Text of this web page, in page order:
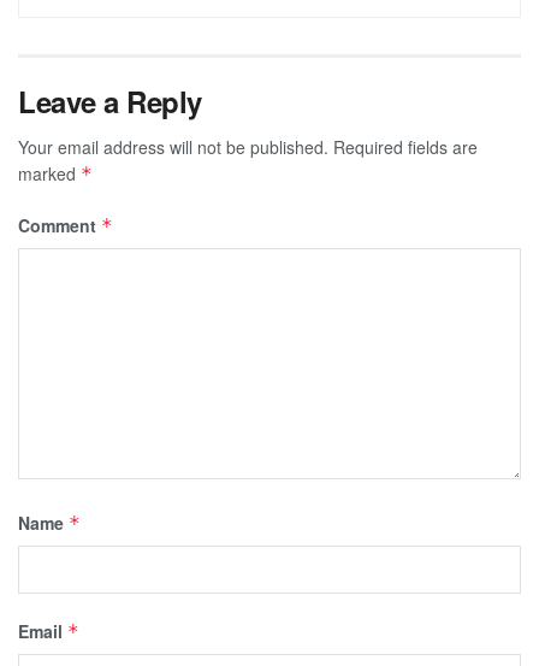
Leave a Reply
Your email address will not be published. Required fields are
marked *
Comment *
Name *
Email *